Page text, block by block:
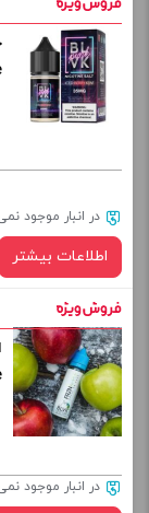
در انبار موجود
اطلاعات بیشتر
در انبار موجود